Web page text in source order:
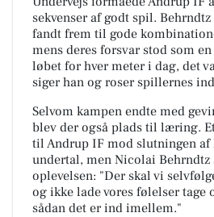
sekvenser af godt spil.
fandt frem til gode
mens deres forsvar stod som
løbet for hver meter i dag, det
siger han og roser spillernes
Selvom kampen endte med
blev der også plads til læring.
til Andrup IF mod slutningen af
undertal, men Nicolai
oplevelsen: "Der skal vi
og ikke lade vores følelser tage
sådan det er ind imellem."